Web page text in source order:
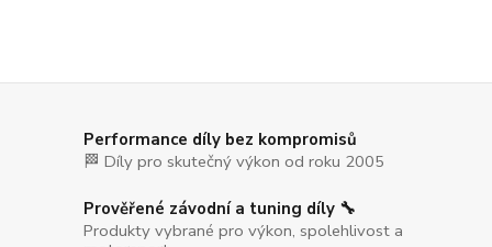
Performance díly bez kompromisů
🏁 Díly pro skutečný výkon od roku 2005
Prověřené závodní a tuning díly 🔧
Produkty vybrané pro výkon, spolehlivost a